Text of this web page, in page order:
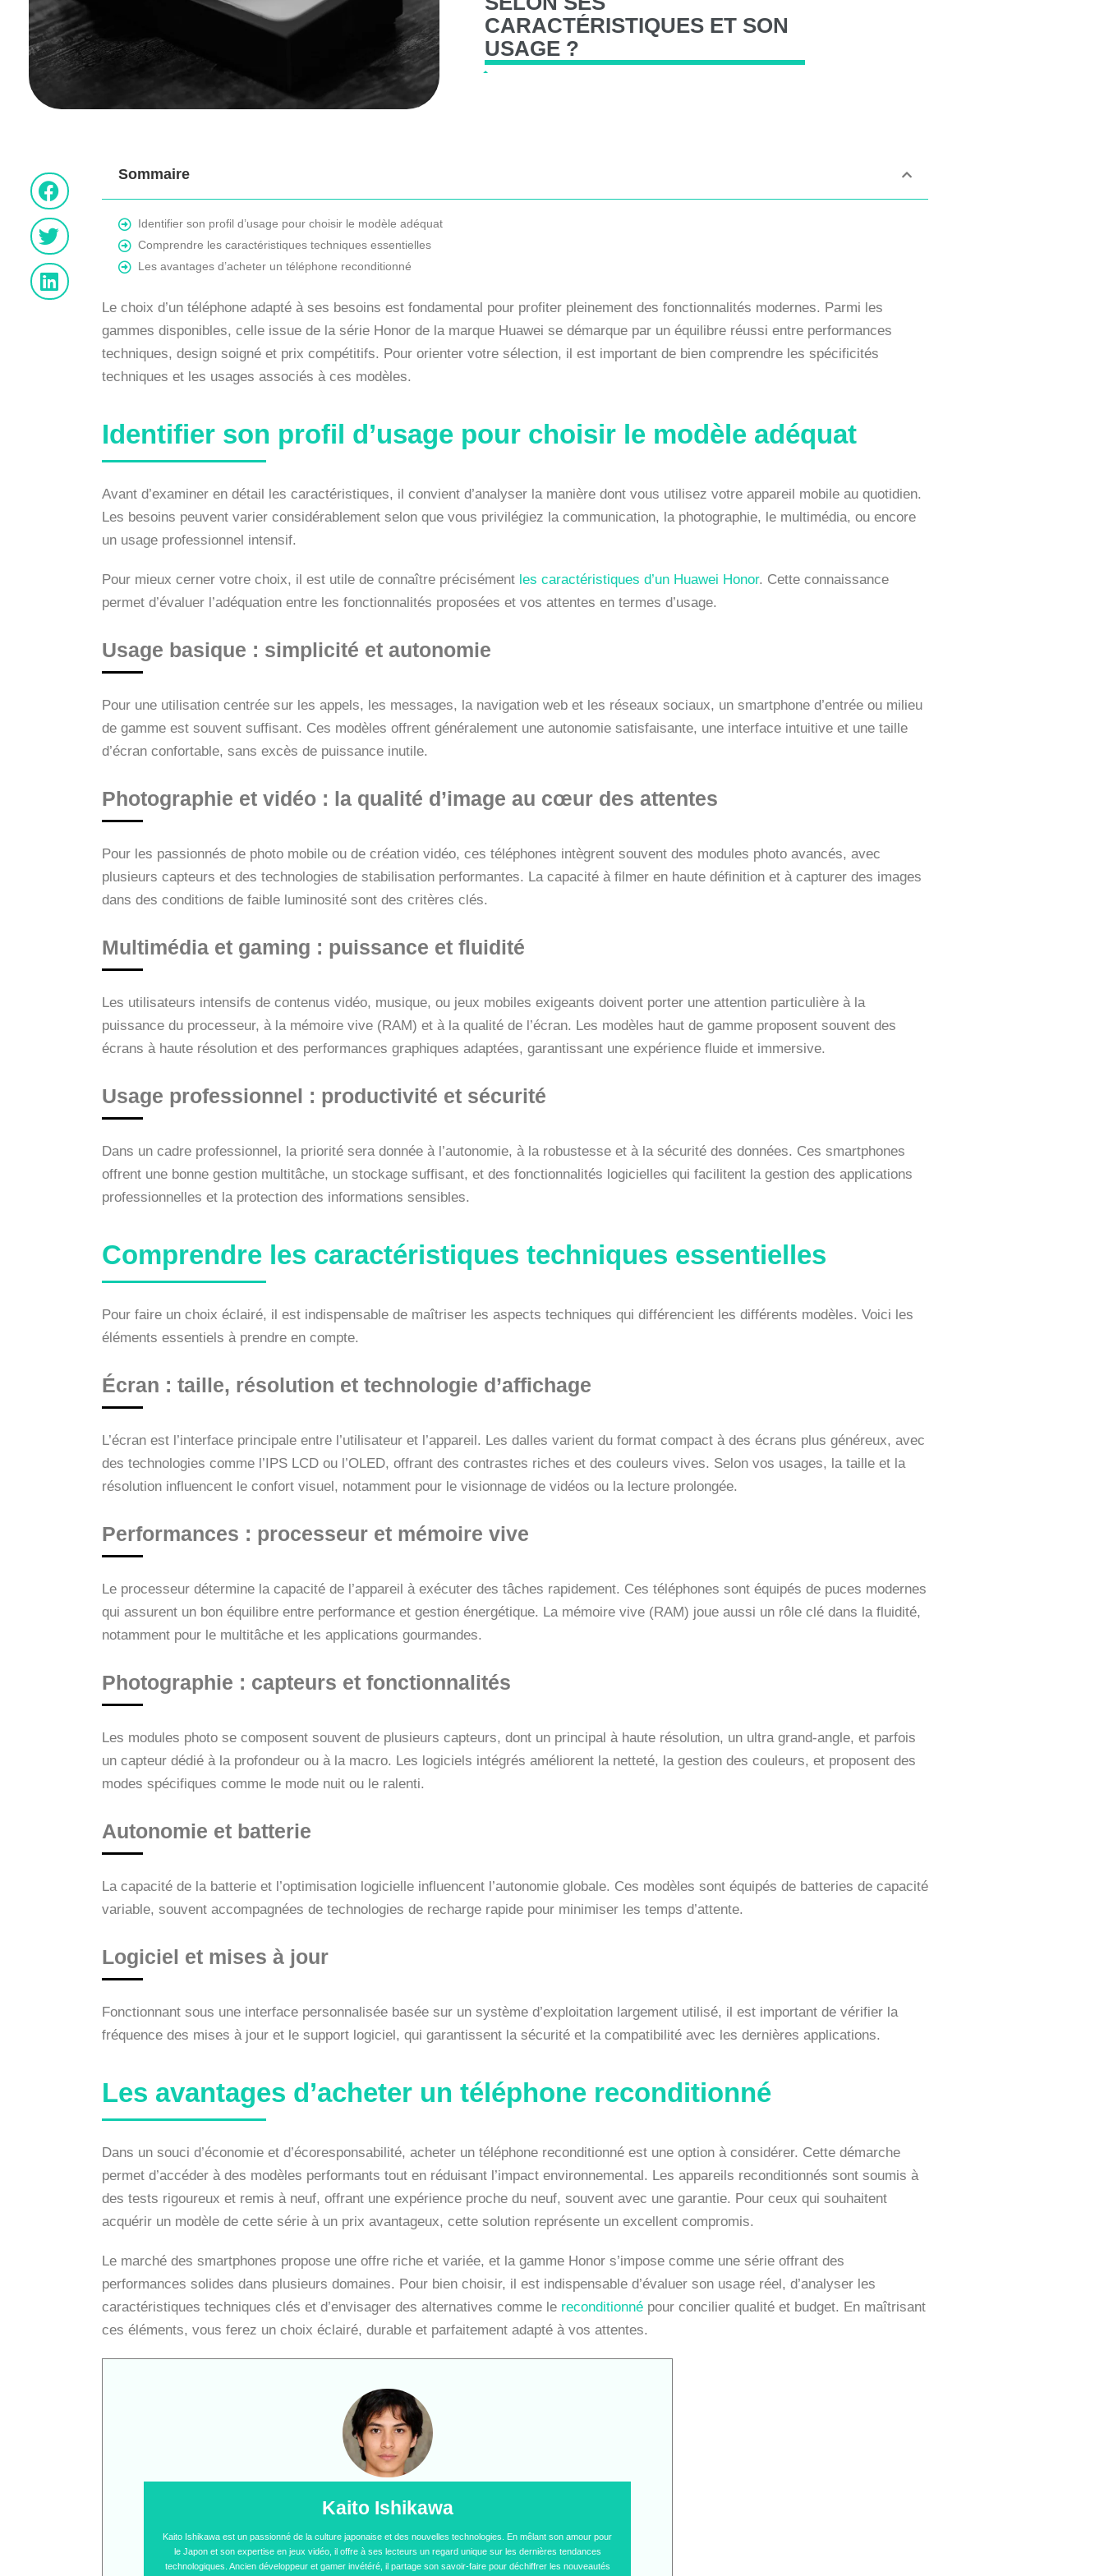
CARACTÉRISTIQUES ET SON
USAGE ?
Sommaire
Identifier son profil d’usage pour choisir le modèle adéquat
Comprendre les caractéristiques techniques essentielles
Les avantages d’acheter un téléphone reconditionné
Le choix d’un téléphone adapté à ses besoins est fondamental pour profiter pleinement des fonctionnalités modernes. Parmi les
gammes disponibles, celle issue de la série Honor de la marque Huawei se démarque par un équilibre réussi entre performances
techniques, design soigné et prix compétitifs. Pour orienter votre sélection, il est important de bien comprendre les spécificités
techniques et les usages associés à ces modèles.
Identifier son profil d’usage pour choisir le modèle adéquat
Avant d’examiner en détail les caractéristiques, il convient d’analyser la manière dont vous utilisez votre appareil mobile au quotidien.
Les besoins peuvent varier considérablement selon que vous privilégiez la communication, la photographie, le multimédia, ou encore
un usage professionnel intensif.
Pour mieux cerner votre choix, il est utile de connaître précisément les caractéristiques d’un Huawei Honor. Cette connaissance
permet d’évaluer l’adéquation entre les fonctionnalités proposées et vos attentes en termes d’usage.
Usage basique : simplicité et autonomie
Pour une utilisation centrée sur les appels, les messages, la navigation web et les réseaux sociaux, un smartphone d’entrée ou milieu
de gamme est souvent suffisant. Ces modèles offrent généralement une autonomie satisfaisante, une interface intuitive et une taille
d’écran confortable, sans excès de puissance inutile.
Photographie et vidéo : la qualité d’image au cœur des attentes
Pour les passionnés de photo mobile ou de création vidéo, ces téléphones intègrent souvent des modules photo avancés, avec
plusieurs capteurs et des technologies de stabilisation performantes. La capacité à filmer en haute définition et à capturer des images
dans des conditions de faible luminosité sont des critères clés.
Multimédia et gaming : puissance et fluidité
Les utilisateurs intensifs de contenus vidéo, musique, ou jeux mobiles exigeants doivent porter une attention particulière à la
puissance du processeur, à la mémoire vive (RAM) et à la qualité de l’écran. Les modèles haut de gamme proposent souvent des
écrans à haute résolution et des performances graphiques adaptées, garantissant une expérience fluide et immersive.
Usage professionnel : productivité et sécurité
Dans un cadre professionnel, la priorité sera donnée à l’autonomie, à la robustesse et à la sécurité des données. Ces smartphones
offrent une bonne gestion multitâche, un stockage suffisant, et des fonctionnalités logicielles qui facilitent la gestion des applications
professionnelles et la protection des informations sensibles.
Comprendre les caractéristiques techniques essentielles
Pour faire un choix éclairé, il est indispensable de maîtriser les aspects techniques qui différencient les différents modèles. Voici les
éléments essentiels à prendre en compte.
Écran : taille, résolution et technologie d’affichage
L’écran est l’interface principale entre l’utilisateur et l’appareil. Les dalles varient du format compact à des écrans plus généreux, avec
des technologies comme l’IPS LCD ou l’OLED, offrant des contrastes riches et des couleurs vives. Selon vos usages, la taille et la
résolution influencent le confort visuel, notamment pour le visionnage de vidéos ou la lecture prolongée.
Performances : processeur et mémoire vive
Le processeur détermine la capacité de l’appareil à exécuter des tâches rapidement. Ces téléphones sont équipés de puces modernes
qui assurent un bon équilibre entre performance et gestion énergétique. La mémoire vive (RAM) joue aussi un rôle clé dans la fluidité,
notamment pour le multitâche et les applications gourmandes.
Photographie : capteurs et fonctionnalités
Les modules photo se composent souvent de plusieurs capteurs, dont un principal à haute résolution, un ultra grand-angle, et parfois
un capteur dédié à la profondeur ou à la macro. Les logiciels intégrés améliorent la netteté, la gestion des couleurs, et proposent des
modes spécifiques comme le mode nuit ou le ralenti.
Autonomie et batterie
La capacité de la batterie et l’optimisation logicielle influencent l’autonomie globale. Ces modèles sont équipés de batteries de capacité
variable, souvent accompagnées de technologies de recharge rapide pour minimiser les temps d’attente.
Logiciel et mises à jour
Fonctionnant sous une interface personnalisée basée sur un système d’exploitation largement utilisé, il est important de vérifier la
fréquence des mises à jour et le support logiciel, qui garantissent la sécurité et la compatibilité avec les dernières applications.
Les avantages d’acheter un téléphone reconditionné
Dans un souci d’économie et d’écoresponsabilité, acheter un téléphone reconditionné est une option à considérer. Cette démarche
permet d’accéder à des modèles performants tout en réduisant l’impact environnemental. Les appareils reconditionnés sont soumis à
des tests rigoureux et remis à neuf, offrant une expérience proche du neuf, souvent avec une garantie. Pour ceux qui souhaitent
acquérir un modèle de cette série à un prix avantageux, cette solution représente un excellent compromis.
Le marché des smartphones propose une offre riche et variée, et la gamme Honor s’impose comme une série offrant des
performances solides dans plusieurs domaines. Pour bien choisir, il est indispensable d’évaluer son usage réel, d’analyser les
caractéristiques techniques clés et d’envisager des alternatives comme le reconditionné pour concilier qualité et budget. En maîtrisant
ces éléments, vous ferez un choix éclairé, durable et parfaitement adapté à vos attentes.
Kaito Ishikawa est un passionné de la culture japonaise et des nouvelles technologies. En mêlant son amour pour
le Japon et son expertise en jeux vidéo, il offre à ses lecteurs un regard unique sur les dernières tendances
technologiques. Ancien développeur et gamer invétéré, il partage son savoir-faire pour déchiffrer les nouveautés
Kaito Ishikawa